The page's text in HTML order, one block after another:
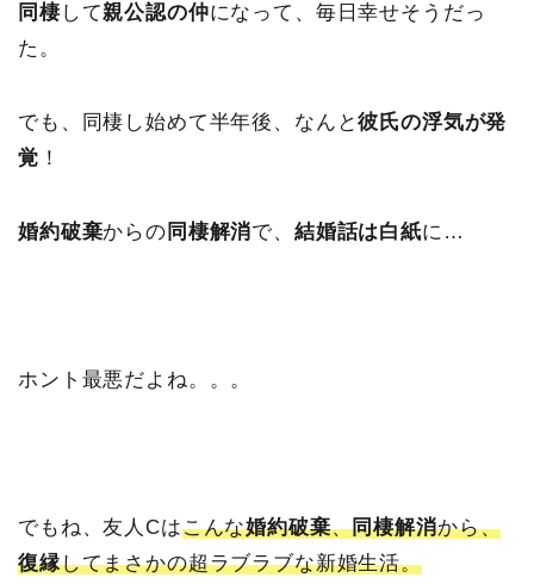
同棲して親公認の仲になって、毎日幸せそうだっ
た。
でも、同棲し始めて半年後、なんと彼氏の浮気が発
覚 ！
婚約破棄からの 同棲解消で、 結婚話は白紙に…
ホント最悪だよね。。。
でもね、友人Cはこんな婚約破棄、同棲解消から、
復縁してまさかの超ラブラブな新婚生活。